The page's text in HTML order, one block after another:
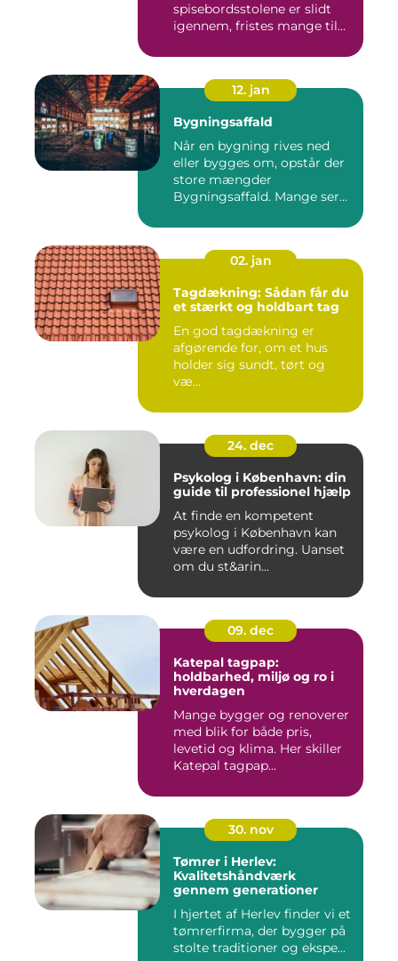
spisebordsstolene er slidt
igennem, fristes mange til
12. jan
Bygningsaffald
Når en bygning rives ned
eller bygges om, opstår der
store mængder
Bygningsaffald. Mange ser
02. jan
Tagdækning: Sådan får du
et stærkt og holdbart tag
En god tagdækning er
afgørende for, om et hus
holder sig sundt, tørt og
væ...
24. dec
Psykolog i København: din
guide til professionel hjælp
At finde en kompetent
psykolog i København kan
være en udfordring. Uanset
om du st&arin...
09. dec
Katepal tagpap:
holdbarhed, miljø og ro i
hverdagen
Mange bygger og renoverer
med blik for både pris,
levetid og klima. Her skiller
Katepal tagpap...
30. nov
Tømrer i Herlev:
Kvalitetshåndværk
gennem generationer
I hjertet af Herlev finder vi et
tømrerfirma, der bygger på
stolte traditioner og ekspe...